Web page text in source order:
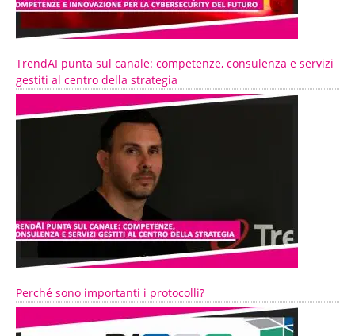
TrendAI punta sul canale: competenze, consulenza e servizi
gestiti al centro della strategia
Perché sono importanti i protocolli?